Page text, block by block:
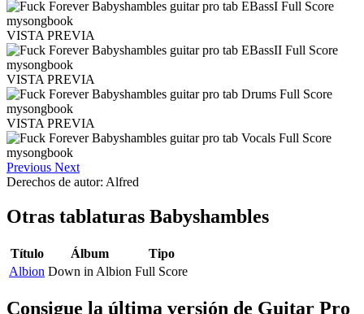
VISTA PREVIA
VISTA PREVIA
VISTA PREVIA
Previous Next
Derechos de autor: Alfred
Otras tablaturas Babyshambles
Título Álbum
Tipo
Albion Down in Albion Full Score
Consigue la última versión de Guitar Pro